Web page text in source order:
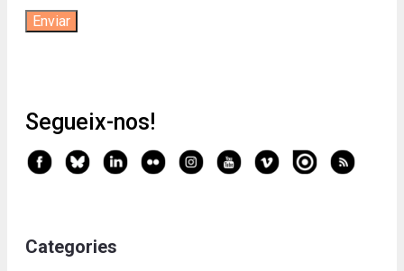
Segueix-nos!
Categories